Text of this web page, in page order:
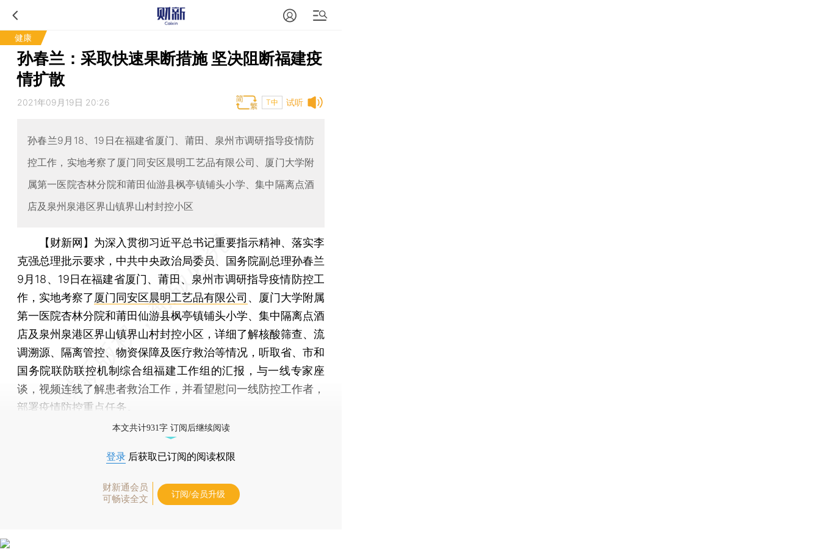
健康
孙春兰：采取快速果断措施 坚决阻断福建疫
情扩散
试听
2021年09月19日 20:26 T中
孙春兰9月18、19日在福建省厦门、莆田、泉州市调研指导疫情防
控工作，实地考察了厦门同安区晨明工艺品有限公司、厦门大学附
属第一医院杏林分院和莆田仙游县枫亭镇铺头小学、集中隔离点酒
店及泉州泉港区界山镇界山村封控小区
【财新网】 为深入贯彻习近平总书记重要指示精神、落实李
克强总理批示要求，中共中央政治局委员、国务院副总理孙春兰
9月18、19日在福建省厦门、莆田、泉州市调研指导疫情防控工
作，实地考察了厦门同安区晨明工艺品有限公司 、厦门大学附属
第一医院杏林分院和莆田仙游县枫亭镇铺头小学、集中隔离点酒
店及泉州泉港区界山镇界山村封控小区，详细了解核酸筛查、流
调溯源、隔离管控、物资保障及医疗救治等情况，听取省、市和
国务院联防联控机制综合组福建工作组的汇报，与一线专家座
谈，视频连线了解患者救治工作，并看望慰问一线防控工作者，
部署疫情防控重点任务。
本文共计931字 订阅后继续阅读
登录 后获取已订阅的阅读权限
财新通会员
可畅读全文
订阅/会员升级